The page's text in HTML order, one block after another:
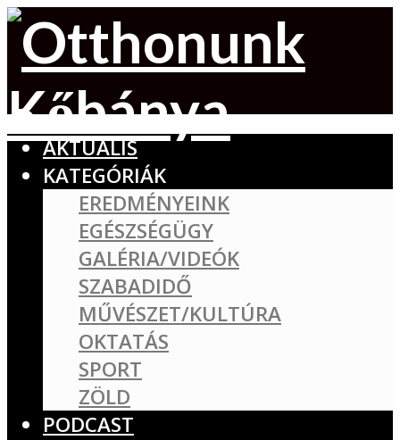
AKTUÁLIS
KATEGÓRIÁK
EREDMÉNYEINK
EGÉSZSÉGÜGY
GALÉRIA/VIDEÓK
SZABADIDŐ
MŰVÉSZET/KULTÚRA
OKTATÁS
SPORT
ZÖLD
PODCAST